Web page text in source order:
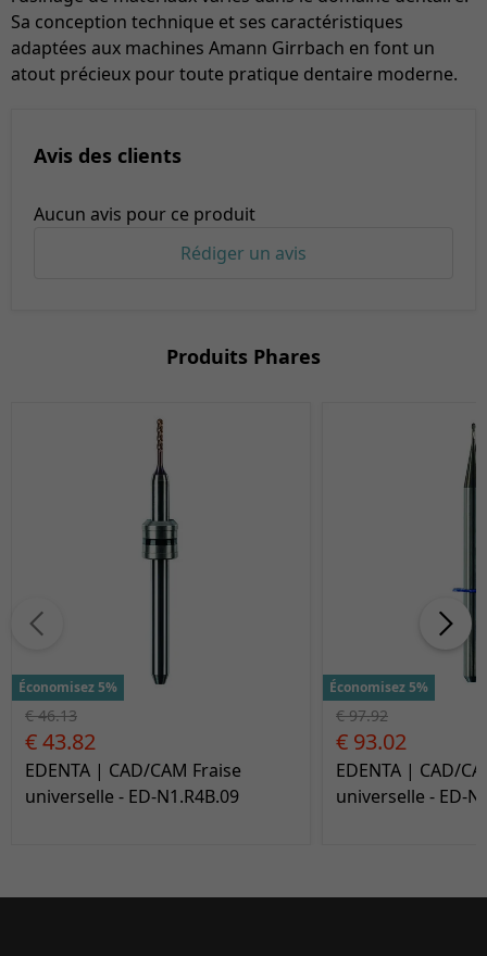
Sa conception technique et ses caractéristiques
adaptées aux machines Amann Girrbach en font un
atout précieux pour toute pratique dentaire moderne.
Avis des clients
Aucun avis pour ce produit
Rédiger un avis
Produits Phares
Économisez 5%
€ 46.13
€ 43.82
EDENTA | CAD/CAM Fraise
universelle - ED-N1.R4B.09
Économisez 5%
€ 97.92
€ 93.02
EDENTA | CAD/
universelle - ED-